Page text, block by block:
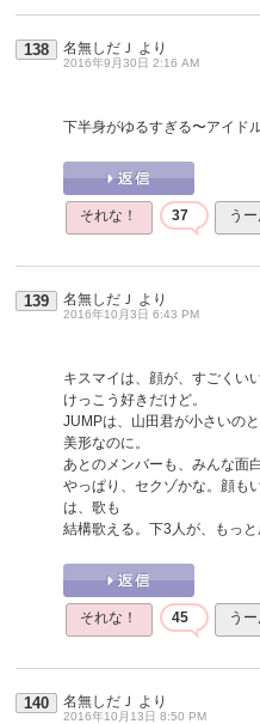
138 名無しだＪ より
2016年9月30日 2:16 AM
下半身がゆるすぎる〜アイド
それな！ 37 う
139 名無しだＪ より
2016年10月3日 6:43 PM
キスマイは、顔が、すごくい
けっこう好きだけど。
JUMPは、山田君が小さいの
美形なのに。
あとのメンバーも、みんな面
やっぱり、セクゾかな。顔も
は、歌も
結構歌える。下3人が、もっ
それな！ 45 う
140 名無しだＪ より
2016年10月13日 8:50 PM